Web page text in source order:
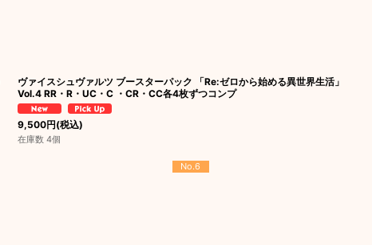
ヴァイスシュヴァルツ ブースターパック 「Re:ゼロから始める異世界生活」
Vol.4 RR・R・UC・C ・CR・CC各4枚ずつコンプ
9,500円(税込)
在庫数 4個
No.6